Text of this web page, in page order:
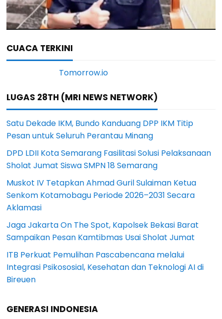
CUACA TERKINI
LUGAS 28TH (MRI NEWS NETWORK)
Satu Dekade IKM, Bundo Kanduang DPP IKM Titip
Pesan untuk Seluruh Perantau Minang
DPD LDII Kota Semarang Fasilitasi Solusi Pelaksanaan
Sholat Jumat Siswa SMPN 18 Semarang
Muskot IV Tetapkan Ahmad Guril Sulaiman Ketua
Senkom Kotamobagu Periode 2026–2031 Secara
Aklamasi
Jaga Jakarta On The Spot, Kapolsek Bekasi Barat
Sampaikan Pesan Kamtibmas Usai Sholat Jumat
ITB Perkuat Pemulihan Pascabencana melalui
Integrasi Psikososial, Kesehatan dan Teknologi AI di
Bireuen
GENERASI INDONESIA